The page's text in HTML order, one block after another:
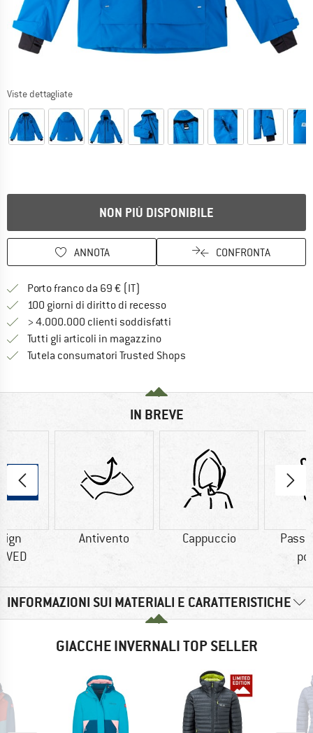
Viste dettagliate
NON PIÙ DISPONIBILE
ANNOTA CONFRONTA
Porto franco da 69 € (IT)
100 giorni di diritto di recessoVai alla politica di recesso qui
> 4.000.000 clienti soddisfatti
Tutti gli articoli in magazzino
Tutela consumatori Trusted Shops
IN BREVE
Antivento Cappuccio
INFORMAZIONI SUI MATERIALI E CARATTERISTICHE
GIACCHE INVERNALI TOP SELLER